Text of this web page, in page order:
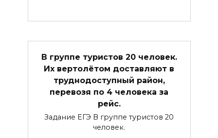
В группе туристов 20 человек.
Их вертолётом доставляют в
труднодоступный район,
перевозя по 4 человека за
рейс.
Задание ЕГЭ В группе туристов 20
человек.